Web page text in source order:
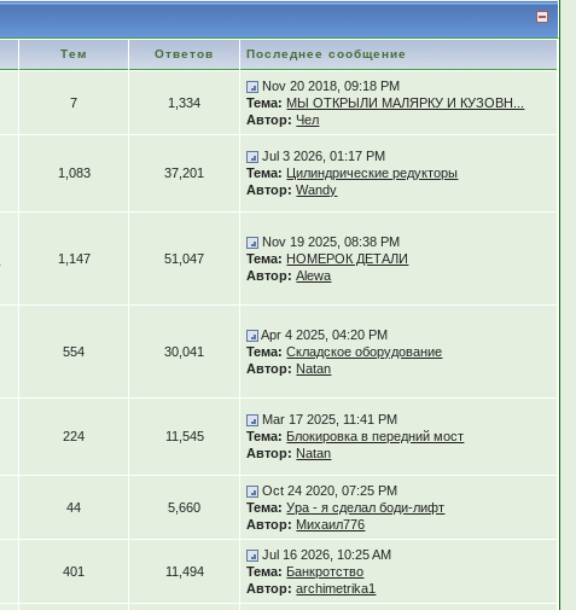
Тем Ответов Последнее сообщение
7 1,334
Nov 20 2018, 09:18 PM
Тема: МЫ ОТКРЫЛИ МАЛЯРКУ И КУЗОВН...
Автор: Чел
1,083 37,201
Jul 3 2026, 01:17 PM
Тема: Цилиндрические редукторы
Автор: Wandy
1,147 51,047
Nov 19 2025, 08:38 PM
Тема: НОМЕРОК ДЕТАЛИ
Автор: Alewa
554 30,041
Apr 4 2025, 04:20 PM
Тема: Складское оборудование
Автор: Natan
224 11,545
Mar 17 2025, 11:41 PM
Тема: Блокировка в передний мост
Автор: Natan
44 5,660
Oct 24 2020, 07:25 PM
Тема: Ура - я сделал боди-лифт
Автор: Михаил776
401 11,494
Jul 16 2026, 10:25 AM
Тема: Банкротство
Автор: archimetrika1